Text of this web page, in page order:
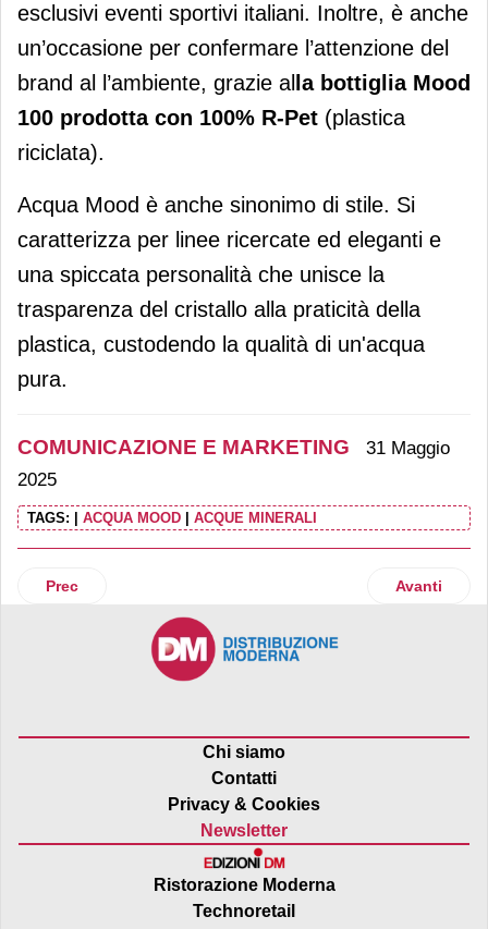
esclusivi eventi sportivi italiani. Inoltre, è anche
un’occasione per confermare l’attenzione del
brand al l’ambiente, grazie al la bottiglia Mood
100 prodotta con 100% R-Pet (plastica
riciclata).
Acqua Mood è anche sinonimo di stile. Si
caratterizza per linee ricercate ed eleganti e
una spiccata personalità che unisce la
trasparenza del cristallo alla praticità della
plastica, custodendo la qualità di un'acqua
pura.
COMUNICAZIONE E MARKETING
31 Maggio
2025
TAGS: ACQUA MOOD ACQUE MINERALI
Articolo precedente: Di Marco propone il "Menu degli
Prec Articolo
Avanti
Chi siamo
Contatti
Privacy & Cookies
Newsletter
Ristorazione Moderna
Technoretail